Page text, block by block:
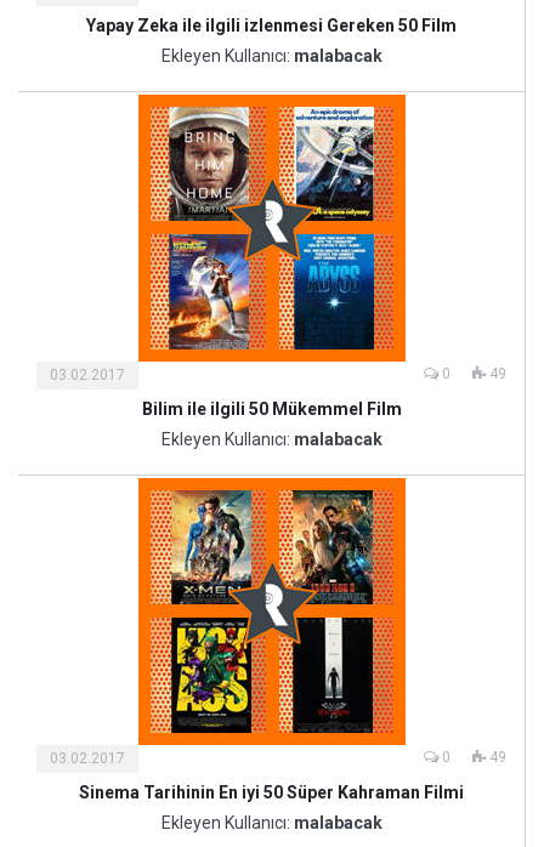
Yapay Zeka ile ilgili izlenmesi Gereken 50 Film
Ekleyen Kullanıcı: malabacak
Kültür
03.02.2017 0 49
Bilim ile ilgili 50 Mükemmel Film
Ekleyen Kullanıcı: malabacak
03.02.2017 0 49
Sinema Tarihinin En iyi 50 Süper Kahraman Filmi
Ekleyen Kullanıcı: malabacak
Kültür